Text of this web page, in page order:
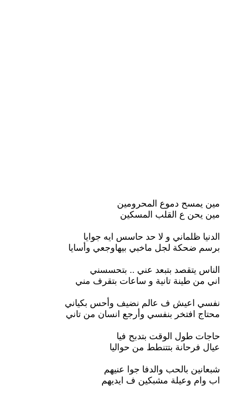
مين يمسح دموع المحرومين
مين يحن ع القلب المسكين
الدنيا ظلماني و لا حد حاسس ايه جوايا
برسم ضحكة لجل ماخبي بيهاوجعي وأسايا
الناس يتقصد بتبعد عني .. بتحسسني
اني من طينة تانية و ساعات بتقرف مني
نفسي اعيش ف عالم نضيف وأحس بكياني
محتاج افتخر بنفسي وأرجع انسان من تاني
حاجات طول الوقت بتدبح فيا
عيال فرحانة بتتنطط من حواليا
شبعانين بالحب والدفا جوا عنيهم
اب وام وعيلة مشبكين ف ايديهم